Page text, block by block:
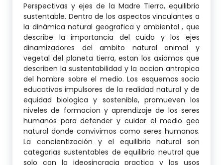
Perspectivas y ejes de la Madre Tierra, equilibrio
sustentable. Dentro de los aspectos vinculantes a
la dinámica natural geografica y ambiental , que
describe la importancia del cuido y los ejes
dinamizadores del ambito natural animal y
vegetal del planeta tierra, estan los axiomas que
describen la sustentabilidad y la accion antropica
del hombre sobre el medio. Los esquemas socio
educativos impulsores de la realidad natural y de
equidad biologica y sostenible, promueven los
niveles de formacion y aprendizaje de los seres
humanos para defender y cuidar el medio geo
natural donde convivimos como seres humanos.
La concientización y el equilibrio natural son
categorias sustentables de equilibrio neutral que
solo con la ideosincracia practica y los usos